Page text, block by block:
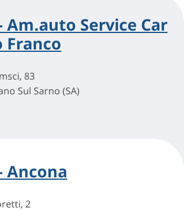
Am.auto Service Car
Franco
83
Sul Sarno (SA)
Ancona
2